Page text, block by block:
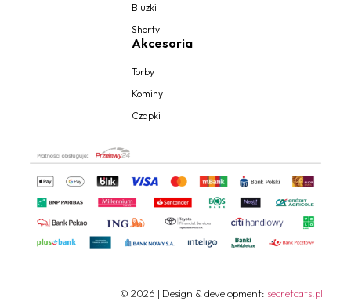
Bluzki
Shorty
Akcesoria
Torby
Kominy
Czapki
© 2026 | Design & development: secretcats.pl